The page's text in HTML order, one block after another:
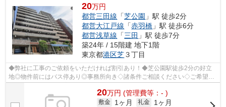
20万円
都営三田線 「芝公園 」駅 徒歩2分
都営大江戸線 「赤羽橋 」駅 徒歩6分
都営浅草線 「三田 」駅 徒歩7分
築24年 / 15階建 地下1階
東京都港区芝３丁目
◆弊社に工事のご依頼をいただければ割引あり！◆芝公園駅徒歩2分の好立
地◎物件前にはバス停あり◎事務所向き◇諸条件ご相談ください◇ご希望に
合わせて物件のご提案が可能です◇お気軽にお...
20万円 (管理費等：- )
敷金 1ヶ月 礼金 1ヶ月